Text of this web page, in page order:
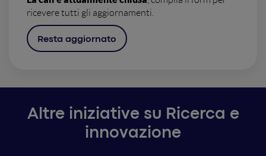
ricevere tutti gli aggiornamenti.
Resta aggiornato
Altre iniziative su Ricerca e
innovazione